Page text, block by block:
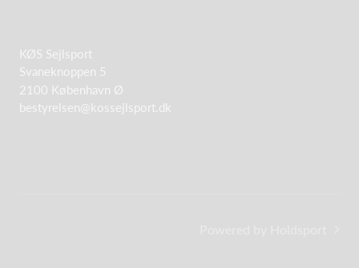
KØS Sejlsport
Svaneknoppen 5
2100 København Ø
bestyrelsen@kossejlsport.dk